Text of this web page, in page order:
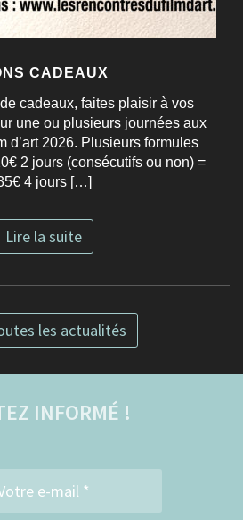
CADEAUX
cadeaux, faites plaisir à vos
une ou plusieurs journées aux
d’art 2026. Plusieurs formules
2 jours (consécutifs ou non) =
4 jours […]
Lire la suite
les actualités
INFORMÉ !